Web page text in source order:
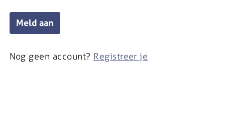
Meld aan
Nog geen account? Registreer je